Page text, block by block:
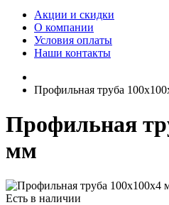
Акции и скидки
О компании
Условия оплаты
Наши контакты
Профильная труба
Профильная
мм
Есть в наличии